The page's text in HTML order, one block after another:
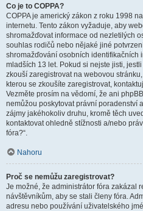
Co je to COPPA?
COPPA je americký zákon z roku 1998
internetu. Tento zákon vyžaduje, aby
shromažďovat informace od nezletilých
souhlas rodičů nebo nějaké jiné
shromažďování osobních identifikačních
mladších 13 let. Pokud si nejste jisti,
zkouší zaregistrovat na webovou
kterou se zkoušíte zaregistrovat,
Vezměte prosím na vědomí, že ani
nemůžou poskytovat právní poradenství
zájmy jakéhokoliv druhu, kromě těch
kontaktovat ohledně stížnosti a/nebo
fóra?“.
Nahoru
Proč se nemůžu zaregistrovat?
Je možné, že administrátor fóra zakázal
návštěvníkům, aby se stali členy fóra.
adresu nebo používání uživatelského